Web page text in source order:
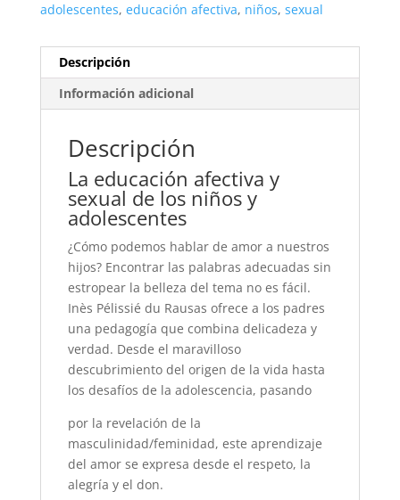
adolescentes, educación afectiva, niños, sexual
Descripción
Información adicional
Descripción
La educación afectiva y
sexual de los niños y
adolescentes
¿Cómo podemos hablar de amor a nuestros
hijos? Encontrar las palabras adecuadas sin
estropear la belleza del tema no es fácil.
Inès Pélissié du Rausas ofrece a los padres
una pedagogía que combina delicadeza y
verdad. Desde el maravilloso
descubrimiento del origen de la vida hasta
los desafíos de la adolescencia, pasando
por la revelación de la
masculinidad/feminidad, este aprendizaje
del amor se expresa desde el respeto, la
alegría y el don.